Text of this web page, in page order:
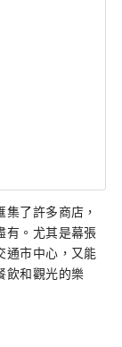
了許多商店，
有。尤其是幕張
通市中心，又能
飲和觀光的樂